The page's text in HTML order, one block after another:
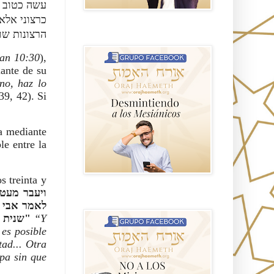
עשה כטוב
כרצוני
הרצונות
10:30),
de su
haz lo
42). Si
mediante
entre la
treinta y
לאמר אבי
שנית ויתפלל לאמר אבי אם לא יוכל לעבור הכוס הזה ממני אלא צריך שאשתה אותו יהי כרצונך" “Y
posible
Otra
sin que